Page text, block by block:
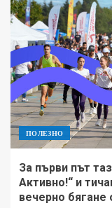
ПОЛЕЗНО
За първи път
Активно!“ и
вечерно